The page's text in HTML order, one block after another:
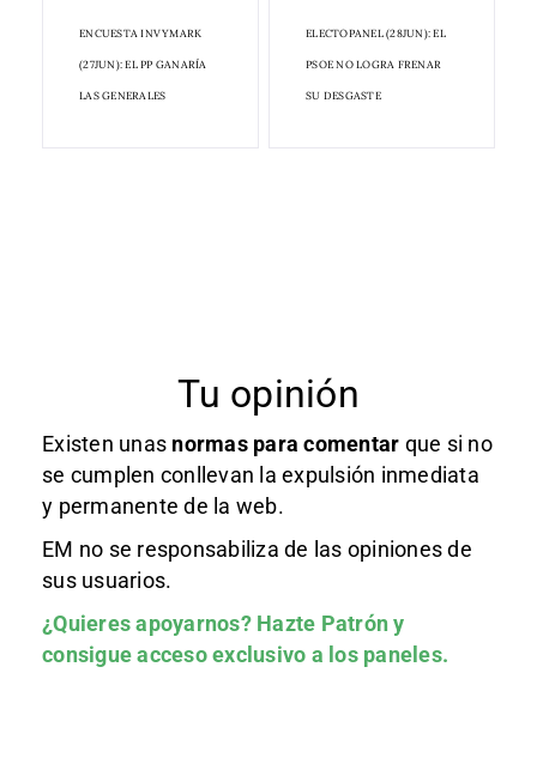
ENCUESTA INVYMARK
(27JUN): EL PP GANARÍA
LAS GENERALES
ELECTOPANEL (28JUN): EL
PSOE NO LOGRA FRENAR
SU DESGASTE
Tu opinión
Existen unas normas para comentar que si no
se cumplen conllevan la expulsión inmediata
y permanente de la web.
EM no se responsabiliza de las opiniones de
sus usuarios.
¿Quieres apoyarnos? Hazte Patróny
consigue acceso exclusivo a los paneles.